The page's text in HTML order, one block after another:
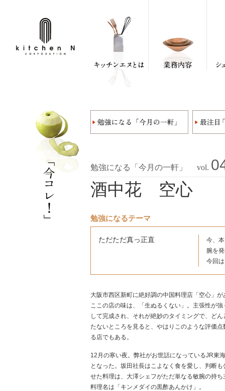
勉強になる「今月の一軒」 vol.
酒中花 空心
勉強になるテーマ
ただただ真っ正直
今、
腕を
今回
大阪市西区新町に絶好調の中国料理店「空心」が
ここの店の味は、「生ぬるくない」。主張性が
して完成され、それが絶妙のタイミングで、ど
たないところを見ると、やはりこのような評価
る店でもある。
12月の寒い夜。弊社がお世話になっているJR東
となった。坂田社長はこよなく食を愛し、判断
せた料理は、大澤シェフがただ単なる敏腕の持
料理名は「キンメダイの黒酢あんかけ」。